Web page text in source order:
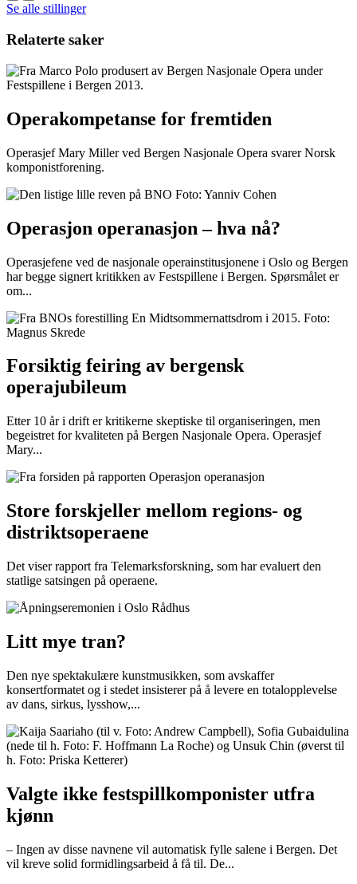
Se alle stillinger
Relaterte saker
Operakompetanse for fremtiden
Operasjef Mary Miller ved Bergen Nasjonale Opera svarer Norsk
komponistforening.
Operasjon operanasjon – hva nå?
Operasjefene ved de nasjonale operainstitusjonene i Oslo og Bergen
har begge signert kritikken av Festspillene i Bergen. Spørsmålet er
om...
Forsiktig feiring av bergensk
operajubileum
Etter 10 år i drift er kritikerne skeptiske til organiseringen, men
begeistret for kvaliteten på Bergen Nasjonale Opera. Operasjef
Mary...
Store forskjeller mellom regions- og
distriktsoperaene
Det viser rapport fra Telemarksforskning, som har evaluert den
statlige satsingen på operaene.
Litt mye tran?
Den nye spektakulære kunstmusikken, som avskaffer
konsertformatet og i stedet insisterer på å levere en totalopplevelse
av dans, sirkus, lysshow,...
Valgte ikke festspillkomponister utfra
kjønn
– Ingen av disse navnene vil automatisk fylle salene i Bergen. Det
vil kreve solid formidlingsarbeid å få til. De...